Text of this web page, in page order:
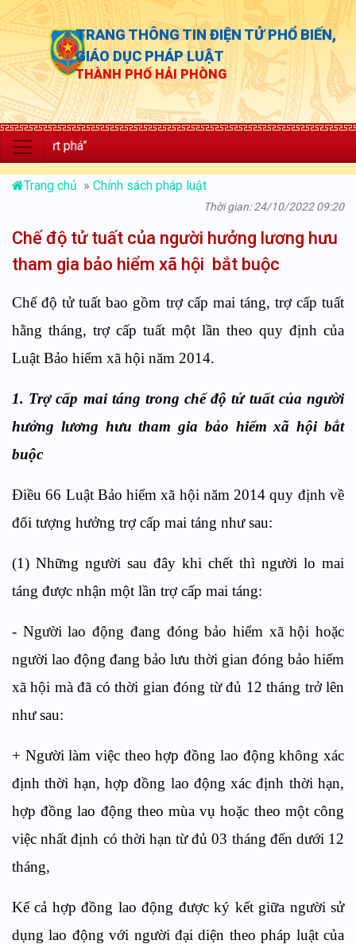
TRANG THÔNG TIN ĐIỆN TỬ PHỔ BIẾN,
GIÁO DỤC PHÁP LUẬT
THÀNH PHỐ HẢI PHÒNG
Trang chủ » Chính sách pháp luật
Thời gian: 24/10/2022 09:20
Chế độ tử tuất của người hưởng lương hưu
tham gia bảo hiểm xã hội bắt buộc
Chế độ tử tuất bao gồm trợ cấp mai táng, trợ cấp tuất
hằng tháng, trợ cấp tuất một lần theo quy định của
Luật Bảo hiểm xã hội năm 2014.
1. Trợ cấp mai táng trong chế độ tử tuất của người
hưởng lương hưu tham gia bảo hiểm xã hội bắt
buộc
Điều 66 Luật Bảo hiểm xã hội năm 2014 quy định về
đối tượng hưởng trợ cấp mai táng như sau:
(1) Những người sau đây khi chết thì người lo mai
táng được nhận một lần trợ cấp mai táng:
- Người lao động đang đóng bảo hiểm xã hội hoặc
người lao động đang bảo lưu thời gian đóng bảo hiểm
xã hội mà đã có thời gian đóng từ đủ 12 tháng trở lên
như sau:
+ Người làm việc theo hợp đồng lao động không xác
định thời hạn, hợp đồng lao động xác định thời hạn,
hợp đồng lao động theo mùa vụ hoặc theo một công
việc nhất định có thời hạn từ đủ 03 tháng đến dưới 12
tháng,
Kể cả hợp đồng lao động được ký kết giữa người sử
dụng lao động với người đại diện theo pháp luật của